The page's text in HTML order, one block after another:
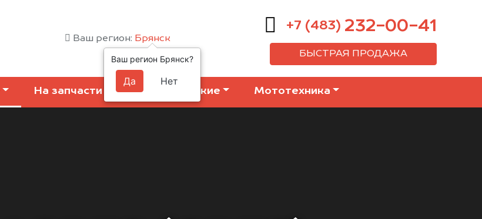
Ваш регион: Брянск
+7 (483) 232-00-41
БЫСТРАЯ ПРОДАЖА
На запчасти Коммерческие Мототехника
Ваш регион Брянск?
Да Нет